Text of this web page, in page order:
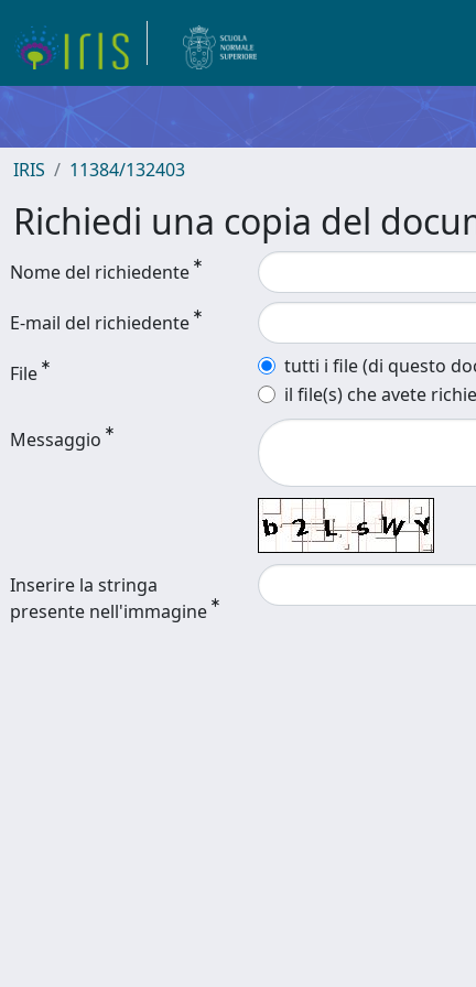
IRIS 11384/132403
Richiedi una copia del
Nome del richiedente
E-mail del richiedente
File
tutti i file (di questo
il file(s) che avete
Messaggio
Inserire la stringa
presente nell'immagine